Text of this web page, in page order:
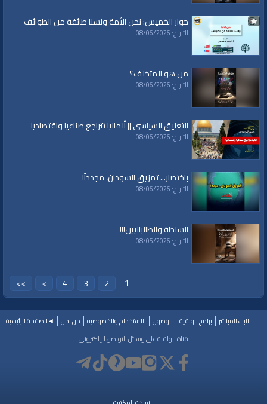
الفئات:
حوارات
البث المباشر
حوارات حوار الخميس
قنوات:
برامج الواقية
العلامات:#الواقية|#قناة
فرنسا|السودان|الاردن |سوريا |تونس اليمن|مصر|فلسطين|حزب التحرير
قناة الواقية|الواقية
حوار الخميس: نحن الأمة ولسنا طائفة من الطوائف
التاريخ: 08/06/2026
من هو المتخلف؟
التاريخ: 08/06/2026
التعليق السياسي || ألمانيا تتراجع صناعيا واقتصاديا
التاريخ: 08/06/2026
باختصار... تمزيق السودان، مجدداً!
التاريخ: 08/06/2026
السلطة والطالبانيين!!!
التاريخ: 08/05/2026
1
2
3
4
>
>>
البث المباشر برامج الواقية الوصول الاستخدام والخصوصيه من نحن
◄الصفحة الرئيسية
قناة الواقية على وسائل التواصل الإلكتروني